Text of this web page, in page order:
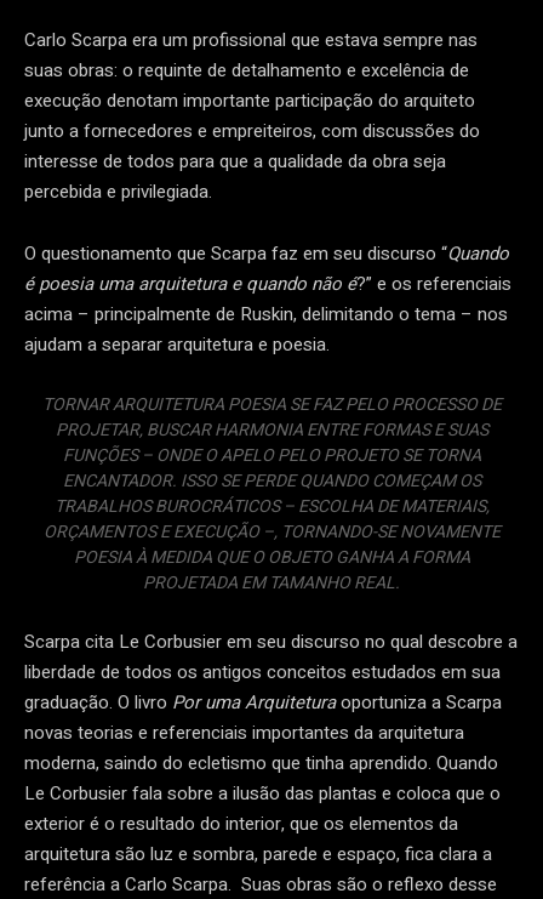
Carlo Scarpa era um profissional que estava sempre nas
suas obras: o requinte de detalhamento e excelência de
execução denotam importante participação do arquiteto
junto a fornecedores e empreiteiros, com discussões do
interesse de todos para que a qualidade da obra seja
percebida e privilegiada.
O questionamento que Scarpa faz em seu discurso “Quando
é poesia uma arquitetura e quando não é?” e os referenciais
acima – principalmente de Ruskin, delimitando o tema – nos
ajudam a separar arquitetura e poesia.
TORNAR ARQUITETURA POESIA SE FAZ PELO PROCESSO DE
PROJETAR, BUSCAR HARMONIA ENTRE FORMAS E SUAS
FUNÇÕES – ONDE O APELO PELO PROJETO SE TORNA
ENCANTADOR. ISSO SE PERDE QUANDO COMEÇAM OS
TRABALHOS BUROCRÁTICOS – ESCOLHA DE MATERIAIS,
ORÇAMENTOS E EXECUÇÃO –, TORNANDO-SE NOVAMENTE
POESIA À MEDIDA QUE O OBJETO GANHA A FORMA
PROJETADA EM TAMANHO REAL.
Scarpa cita Le Corbusier em seu discurso no qual descobre a
liberdade de todos os antigos conceitos estudados em sua
graduação. O livro Por uma Arquiteturaoportuniza a Scarpa
novas teorias e referenciais importantes da arquitetura
moderna, saindo do ecletismo que tinha aprendido. Quando
Le Corbusier fala sobre a ilusão das plantas e coloca que o
exterior é o resultado do interior, que os elementos da
arquitetura são luz e sombra, parede e espaço, fica clara a
referência a Carlo Scarpa. Suas obras são o reflexo desse